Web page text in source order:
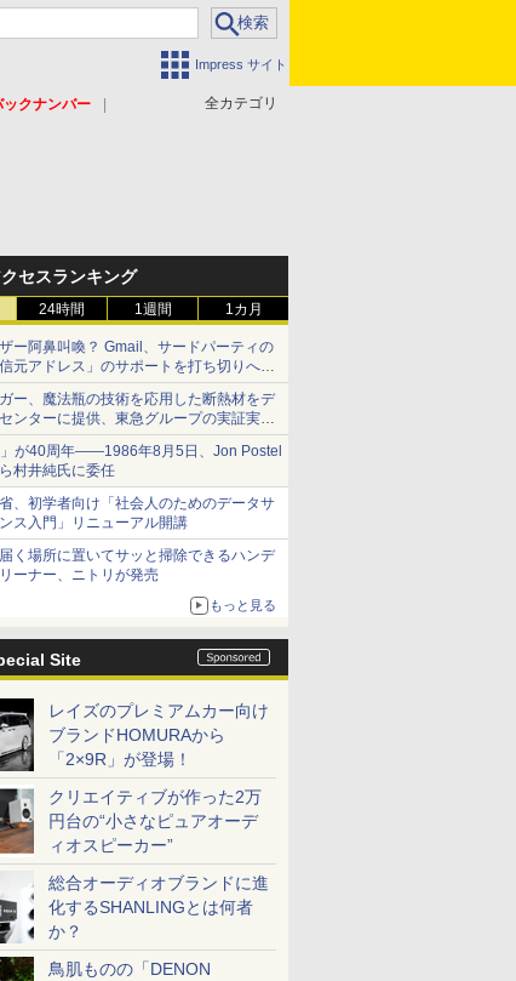
Impress サイト
全カテゴリ
ックナンバー
セスランキング
24時間 1週間 1カ月
ー阿鼻叫喚？ Gmail、サードパーティの
信元アドレス」のサポートを打ち切りへ
うまWatch】
ー、魔法瓶の技術を応用した断熱材をデ
ンターに提供、東急グループの実証実験
ステンレス密封真空断熱パネル TIVIP」
」が40周年――1986年8月5日、Jon Postel
村井純氏に委任
、初学者向け「社会人のためのデータサ
ス入門」リニューアル開講
く場所に置いてサッと掃除できるハンデ
ーナー、ニトリが発売
もっと見る
Site
レイズのプレミアムカー向け
ブランドHOMURAから
「2×9R」が登場！
クリエイティブが作った2万
円台の“小さなピュアオーデ
ィオスピーカー”
総合オーディオブランドに進
化するSHANLINGとは何者
か？
鳥肌ものの「DENON